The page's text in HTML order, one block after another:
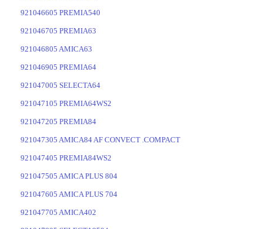
921046605 PREMIA540
921046705 PREMIA63
921046805 AMICA63
921046905 PREMIA64
921047005 SELECTA64
921047105 PREMIA64WS2
921047205 PREMIA84
921047305 AMICA84 AF CONVECT .COMPACT
921047405 PREMIA84WS2
921047505 AMICA PLUS 804
921047605 AMICA PLUS 704
921047705 AMICA402